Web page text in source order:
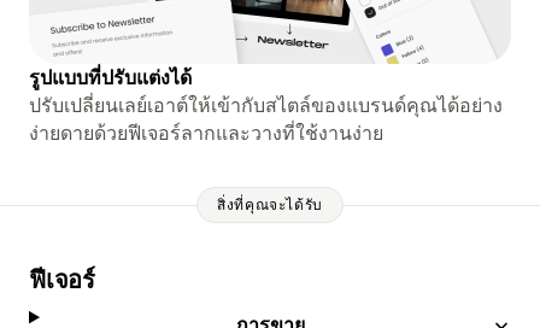
รูปแบบที่ปรับแต่งได้
ปรับเปลี่ยนเลย์เอาต์ให้เข้ากับสไตล์ของแบรนด์คุณได้อย่าง
ง่ายดายด้วยฟีเจอร์ลากและวางที่ใช้งานง่าย
สิ่งที่คุณจะได้รับ
ฟีเจอร์